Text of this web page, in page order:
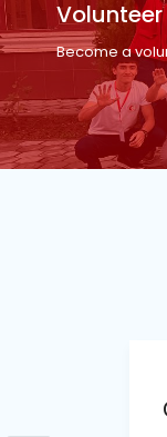
Become a